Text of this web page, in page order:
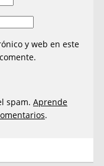
y web en este
spam.Aprende
.